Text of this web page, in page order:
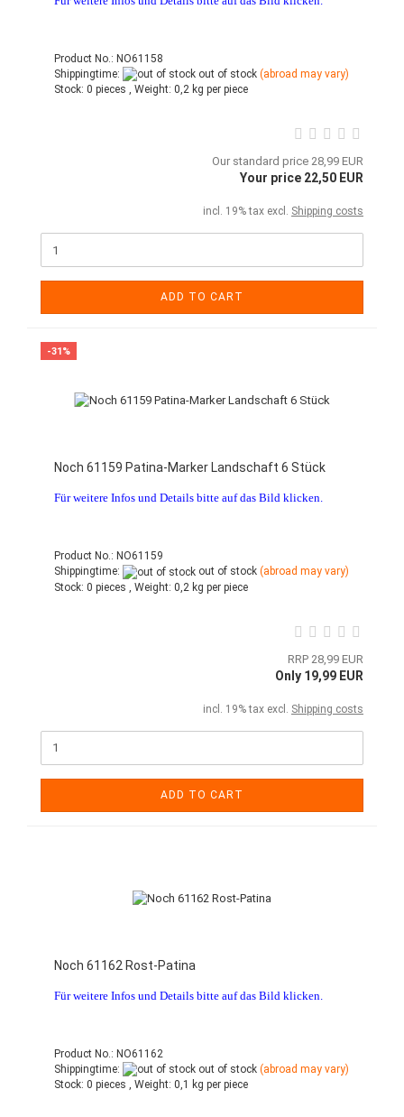
Product No.: NO61158
Shippingtime:
out of stock (abroad may vary)
Stock: 0 pieces , Weight: 0,2 kg per piece
Our standard price 28,99 EUR
Your price 22,50 EUR
incl. 19% tax excl. Shipping costs
ADD TO CART
-31%
Noch 61159 Patina-Marker Landschaft 6 Stück
Für weitere Infos und Details bitte auf das Bild klicken.
Product No.: NO61159
Shippingtime:
out of stock (abroad may vary)
Stock: 0 pieces , Weight: 0,2 kg per piece
RRP 28,99 EUR
Only 19,99 EUR
incl. 19% tax excl. Shipping costs
ADD TO CART
Noch 61162 Rost-Patina
Für weitere Infos und Details bitte auf das Bild klicken.
Product No.: NO61162
Shippingtime:
out of stock (abroad may vary)
Stock: 0 pieces , Weight: 0,1 kg per piece